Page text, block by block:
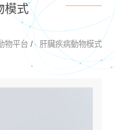
模式
物平台 肝臟疾病動物模式